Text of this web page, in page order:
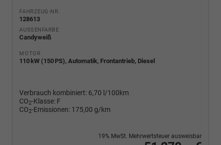
FAHRZEUG-NR.
128613
AUSSENFARBE
Candyweiß
MOTOR
110 kW (150 PS), Automatik, Frontantrieb, Diesel
Verbrauch kombiniert: 6,70 l/100km
CO2-Klasse: F
CO2-Emissionen: 175,00 g/km
19% MwSt. Mehrwertsteuer ausweisbar